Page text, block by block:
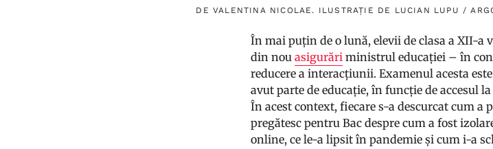
DE VALENTINA NICOLAE. ILUSTRAȚIE DE LUCIAN LUPU /
În mai puțin de o lună, elevii de clasa a XII-a
din nouasigurări ministrul educației – în
reducere a interacțiunii. Examenul acesta
avut parte de educație, în funcție de accesul
În acest context, fiecare s-a descurcat cum a
pregătesc pentru Bac despre cum a fost
online, ce le-a lipsit în pandemie și cum i-a